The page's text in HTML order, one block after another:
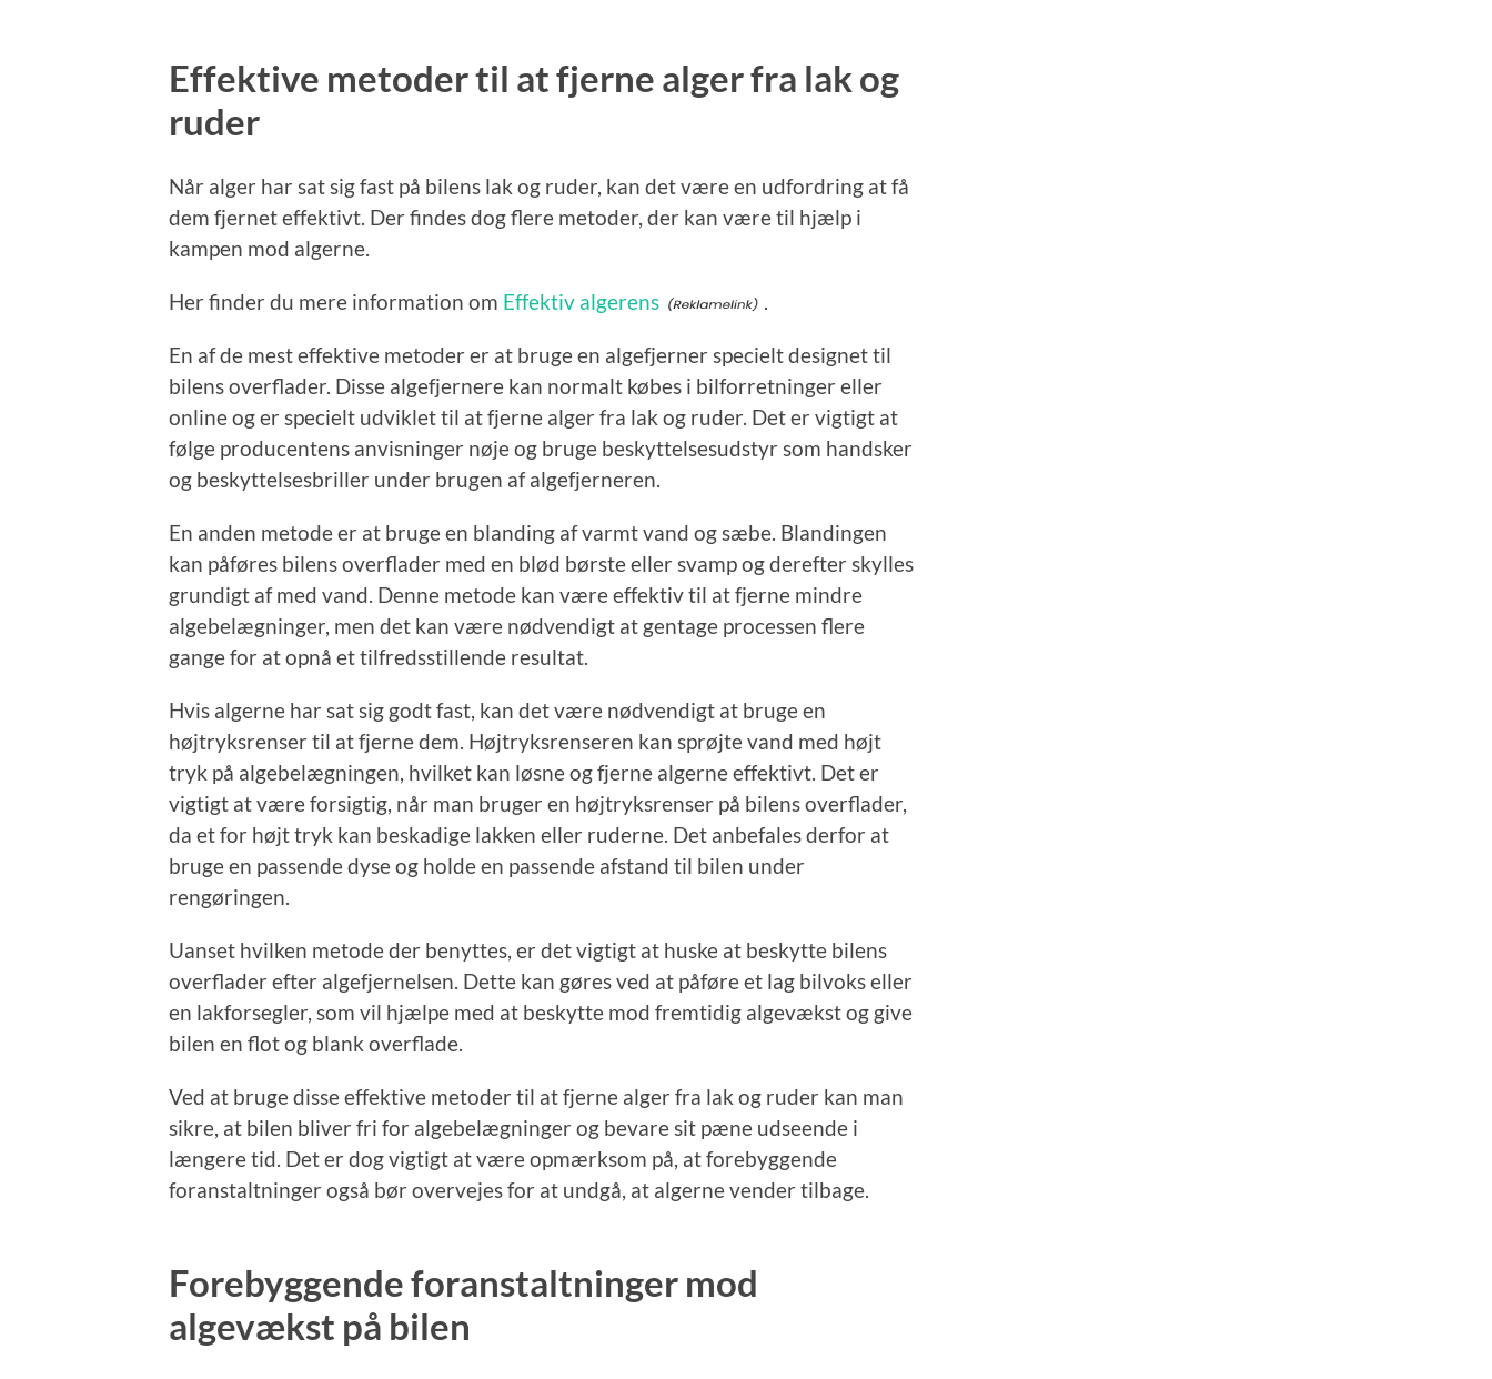
Effektive metoder til at fjerne alger fra lak og
ruder
Når alger har sat sig fast på bilens lak og ruder, kan det være en udfordring at få
dem fjernet effektivt. Der findes dog flere metoder, der kan være til hjælp i
kampen mod algerne.
Her finder du mere information om Effektiv algerens .
En af de mest effektive metoder er at bruge en algefjerner specielt designet til
bilens overflader. Disse algefjernere kan normalt købes i bilforretninger eller
online og er specielt udviklet til at fjerne alger fra lak og ruder. Det er vigtigt at
følge producentens anvisninger nøje og bruge beskyttelsesudstyr som handsker
og beskyttelsesbriller under brugen af algefjerneren.
En anden metode er at bruge en blanding af varmt vand og sæbe. Blandingen
kan påføres bilens overflader med en blød børste eller svamp og derefter skylles
grundigt af med vand. Denne metode kan være effektiv til at fjerne mindre
algebelægninger, men det kan være nødvendigt at gentage processen flere
gange for at opnå et tilfredsstillende resultat.
Hvis algerne har sat sig godt fast, kan det være nødvendigt at bruge en
højtryksrenser til at fjerne dem. Højtryksrenseren kan sprøjte vand med højt
tryk på algebelægningen, hvilket kan løsne og fjerne algerne effektivt. Det er
vigtigt at være forsigtig, når man bruger en højtryksrenser på bilens overflader,
da et for højt tryk kan beskadige lakken eller ruderne. Det anbefales derfor at
bruge en passende dyse og holde en passende afstand til bilen under
rengøringen.
Uanset hvilken metode der benyttes, er det vigtigt at huske at beskytte bilens
overflader efter algefjernelsen. Dette kan gøres ved at påføre et lag bilvoks eller
en lakforsegler, som vil hjælpe med at beskytte mod fremtidig algevækst og give
bilen en flot og blank overflade.
Ved at bruge disse effektive metoder til at fjerne alger fra lak og ruder kan man
sikre, at bilen bliver fri for algebelægninger og bevare sit pæne udseende i
længere tid. Det er dog vigtigt at være opmærksom på, at forebyggende
foranstaltninger også bør overvejes for at undgå, at algerne vender tilbage.
Forebyggende foranstaltninger mod
algevækst på bilen